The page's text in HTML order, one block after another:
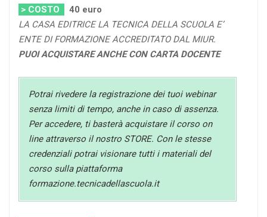
> COSTO
40 euro
LA CASA EDITRICE LA TECNICA DELLA SCUOLA E’
ENTE DI FORMAZIONE ACCREDITATO DAL MIUR.
PUOI ACQUISTARE ANCHE CON CARTA DOCENTE
Potrai rivedere la registrazione dei tuoi webinar
senza limiti di tempo, anche in caso di assenza.
Per accedere, ti basterà acquistare il corso on
line attraverso il nostro STORE. Con le stesse
credenziali potrai visionare tutti i materiali del
corso sulla piattaforma
formazione.tecnicadellascuola.it